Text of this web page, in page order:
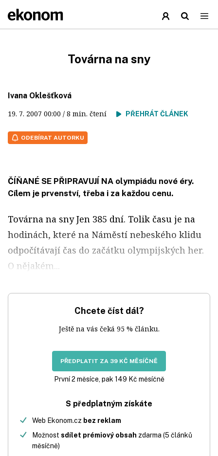
Továrna na sny
Ivana Oklešťková
19. 7. 2007 00:00 / 8 min. čtení PŘEHRÁT ČLÁNEK
ODEBÍRAT AUTORKU
ČÍŇANÉ SE PŘIPRAVUJÍ NA olympiádu nové éry.
Cílem je prvenství, třeba i za každou cenu.
Továrna na sny Jen 385 dní. Tolik času je na
hodinách, které na Náměstí nebeského klidu
odpočítávají čas do začátku olympijských her.
O nějakém...
Chcete číst dál?
Ještě na vás čeká 95 % článku.
PŘEDPLATIT ZA 39 KČ MĚSÍČNĚ
První 2 měsíce, pak 149 Kč měsíčně
S předplatným získáte
Web Ekonom.cz bez reklam
Možnost sdílet prémiový obsah zdarma (5 článků
měsíčně)